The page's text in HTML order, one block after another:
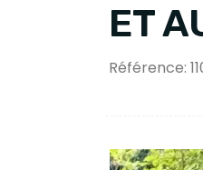
ET
Référence: